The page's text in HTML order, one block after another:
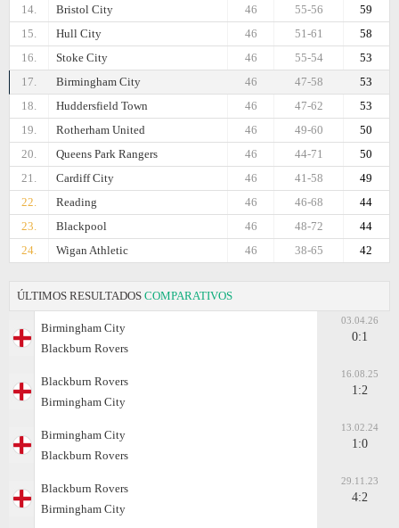
14. Bristol City 59
55-56
46
15.
Hull City 58
51-61
46
16.
Stoke City 53
55-54
46
17.
Birmingham City 53
47-58
46
18.
Huddersfield Town 53
47-62
46
19.
Rotherham United 50
49-60
46
20.
Queens Park Rangers 50
44-71
46
21.
Cardiff City 49
41-58
46
22.
Reading 44
46-68
46
23.
Blackpool 44
48-72
46
24.
Wigan Athletic 42
38-65
46
ÚLTIMOS RESULTADOS COMPARATIVOS
Birmingham City
Blackburn Rovers
03.04.26
0:1
Blackburn Rovers
Birmingham City
16.08.25
1:2
Birmingham City
Blackburn Rovers
13.02.24
1:0
Blackburn Rovers
Birmingham City
29.11.23
4:2